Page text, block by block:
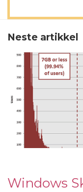
Neste artikkel
Windows